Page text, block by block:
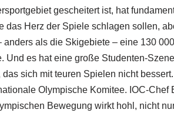
gescheitert ist, hat
das Herz der Spiele schlagen sollen,
anders als die Skigebiete – eine 130
Und es hat eine große Studenten-
sich mit teuren Spielen nicht
Olympische Komitee. IOC-
Bewegung wirkt hohl, nicht